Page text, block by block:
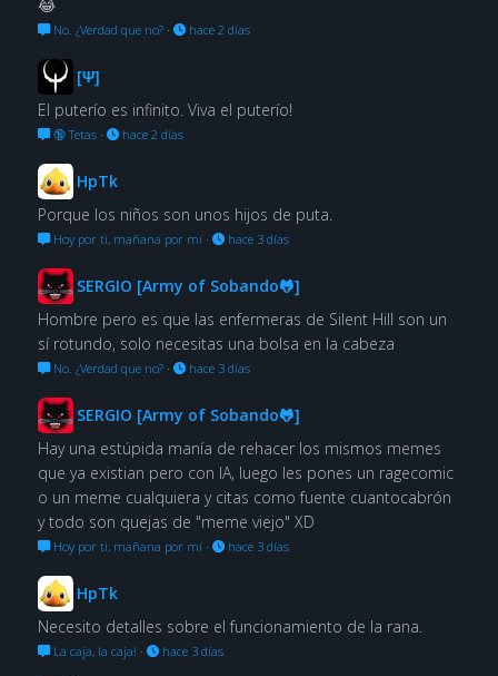
😂
No. ¿Verdad que no?· hace 2 días
[Ψ]
El puterío es infinito. Viva el puterío!
🔞 Tetas· hace 2 días
HpTk
Porque los niños son unos hijos de puta.
Hoy por ti, mañana por mí· hace 3 días
SERGIO [Army of Sobando🐸]
Hombre pero es que las enfermeras de Silent Hill son un
sí rotundo, solo necesitas una bolsa en la cabeza
No. ¿Verdad que no?· hace 3 días
SERGIO [Army of Sobando🐸]
Hay una estúpida manía de rehacer los mismos memes
que ya existian pero con IA, luego les pones un ragecomic
o un meme cualquiera y citas como fuente cuantocabrón
y todo son quejas de "meme viejo" XD
Hoy por ti, mañana por mí· hace 3 días
HpTk
Necesito detalles sobre el funcionamiento de la rana.
La caja, la caja! · hace 3 días